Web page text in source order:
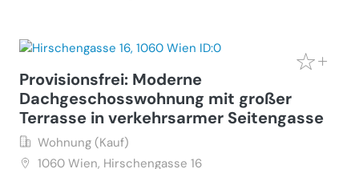
Provisionsfrei: Moderne
Dachgeschosswohnung mit großer
Terrasse in verkehrsarmer Seitengasse
Wohnung (Kauf)
1060 Wien, Hirschengasse 16